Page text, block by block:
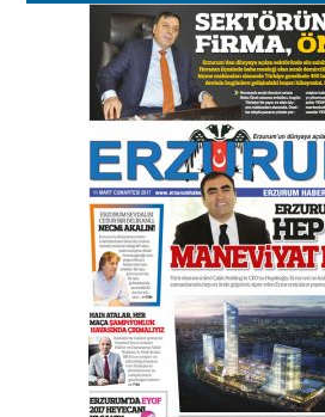
Murat Şahsuvaroğlu
çıtayı yukarı taşırken,
yönetimdekiler aşağı
çekmemeli!
17 Şubat 2026 SalıOrhan BOZKURT
Bir fotoğraf, bir şehir,
gazeteci… Dizginler
elinde?
31 Mart 2026 Salı
A. Berhan Yılmaz
BİR BÖLÜM DEĞİL, BİR
SEÇİYORSUNUZ… “NEDEN
ATATÜRK ÜNİVERSİTESİ?”
28 Temmuz 2026 Salı
Ahmet Gökhan YAZICI
Ahmed Yesevi’den bir
”Reisimiz” idi… Hakka
26 Mart 2026 Perşembe